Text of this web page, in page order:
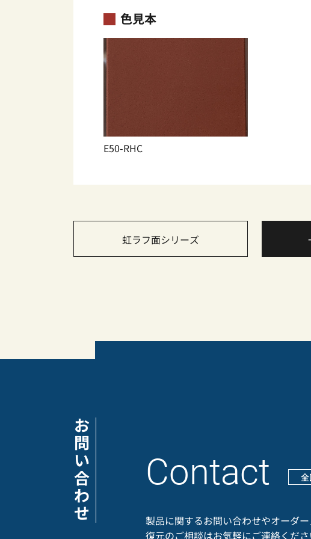
色見本
E50-RHC
虹ラフ面シリーズ
Contact
お問い合わせ
製品に関するお問い合わせやオーダー
復元のご相談はお気軽にご連絡くださ